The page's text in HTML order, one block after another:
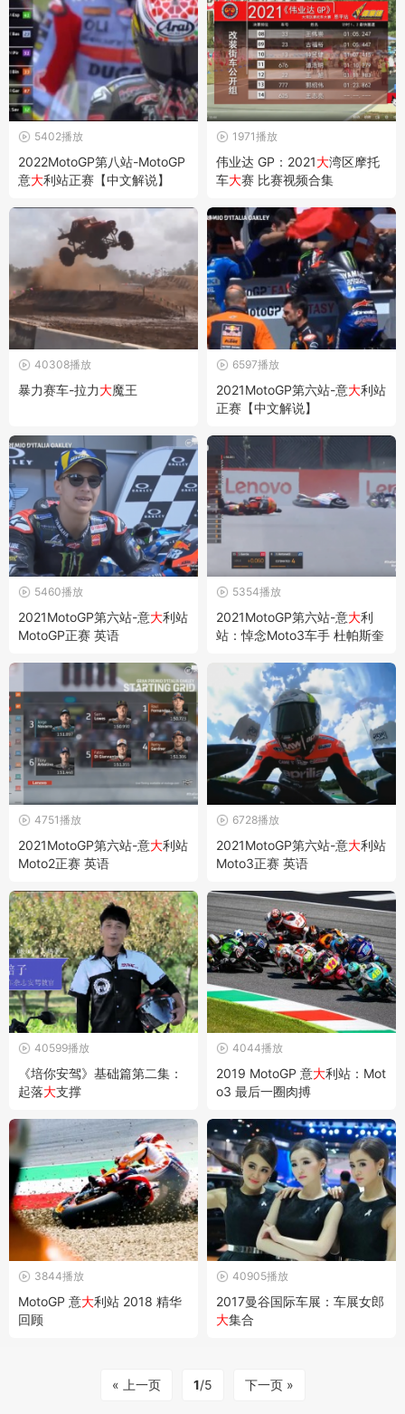
5402播放
2022MotoGP第八站-MotoGP
意大利站正赛【中文解说】
1971播放
伟业达 GP：2021大湾区摩托
车大赛 比赛视频合集
40308播放
暴力赛车-拉力大魔王
6597播放
2021MotoGP第六站-意大利站
正赛【中文解说】
5460播放
2021MotoGP第六站-意大利站
MotoGP正赛 英语
5354播放
2021MotoGP第六站-意大利
站：悼念Moto3车手 杜帕斯奎
4751播放
2021MotoGP第六站-意大利站
Moto2正赛 英语
6728播放
2021MotoGP第六站-意大利站
Moto3正赛 英语
40599播放
《培你安驾》基础篇第二集：
起落大支撑
4044播放
2019 MotoGP 意大利站：Mot
o3 最后一圈肉搏
3844播放
MotoGP 意大利站 2018 精华
回顾
40905播放
2017曼谷国际车展：车展女郎
大集合
« 上一页 1/5 下一页 »